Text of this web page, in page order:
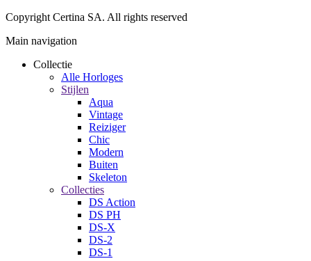
Copyright Certina SA. All rights reserved
Main navigation
Collectie
Alle Horloges
Stijlen
Aqua
Vintage
Reiziger
Chic
Modern
Buiten
Skeleton
Collecties
DS Action
DS PH
DS-X
DS-2
DS-1